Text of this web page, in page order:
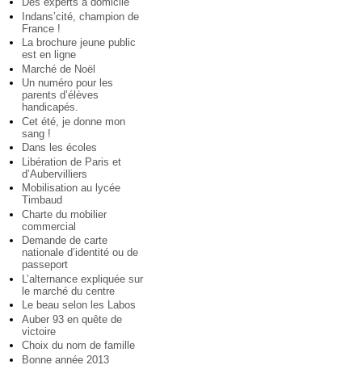
Indans’cité, champion de
France !
La brochure jeune public
est en ligne
Marché de Noël
Un numéro pour les
parents d’élèves
handicapés.
Cet été, je donne mon
sang !
Dans les écoles
Libération de Paris et
d’Aubervilliers
Mobilisation au lycée
Timbaud
Charte du mobilier
commercial
Demande de carte
nationale d’identité ou de
passeport
L’alternance expliquée sur
le marché du centre
Le beau selon les Labos
Auber 93 en quête de
victoire
Choix du nom de famille
Bonne année 2013